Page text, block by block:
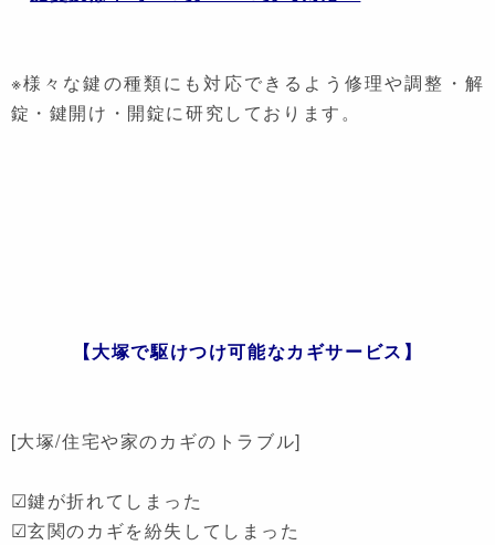
※様々な鍵の種類にも対応できるよう修理や調整・解
錠・鍵開け・開錠に研究しております。
【大塚で駆けつけ可能なカギサービス】
[大塚/住宅や家のカギのトラブル]
☑鍵が折れてしまった
☑玄関のカギを紛失してしまった